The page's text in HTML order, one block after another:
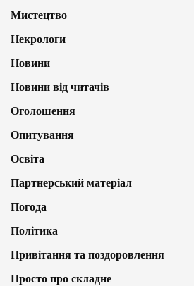
Мистецтво
Некрологи
Новини
Новини від читачів
Оголошення
Опитування
Освіта
Партнерський матеріал
Погода
Політика
Привітання та поздоровлення
Просто про складне